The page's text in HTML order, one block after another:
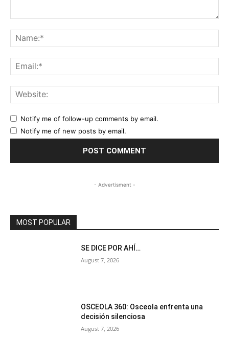
Notify me of follow-up comments by email.
Notify me of new posts by email.
- Advertisment -
MOST POPULAR
SE DICE POR AHÍ…
August 7, 2026
OSCEOLA 360: Osceola enfrenta una
decisión silenciosa
August 7, 2026